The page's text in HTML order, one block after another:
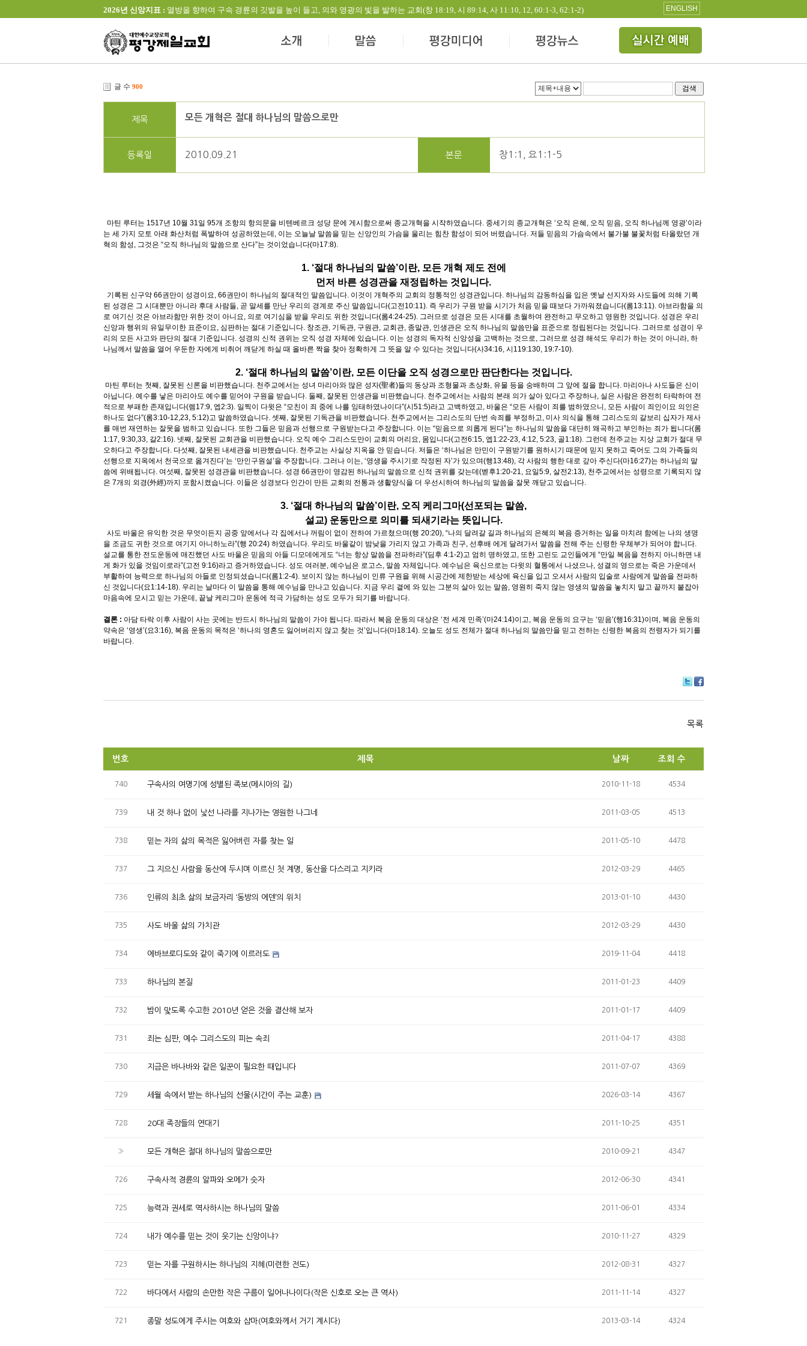
2026년 신앙지표 : 열방을 향하여 구속 경륜의 깃발을 높이 들고, 의와 영광의 빛을 발하는 교회(창 18:19, 시 89:14, 사 11:10, 12, 60:1-3, 62:1-2) ENGLISH
글 수 900 검색
제목 모든 개혁은 절대 하나님의 말씀으로만
등록일 2010.09.21 본문 창1:1, 요1:1-5
마틴 루터는 1517년 10월 31일 95개 조항의 항의문을 비텐베르크 성당 문에 게시함으로써 종교개혁을 시작하였습니다. 중세기의 종교개혁은 ‘오직 은혜, 오직 믿음, 오직 하나님께 영광’이라
는 세 가지 모토 아래 화산처럼 폭발하여 성공하였는데, 이는 오늘날 말씀을 믿는 신앙인의 가슴을 울리는 힘찬 함성이 되어 버렸습니다. 저들 믿음의 가슴속에서 불가불 불꽃처럼 타올랐던 개
혁의 함성, 그것은 “오직 하나님의 말씀으로 산다”는 것이었습니다(마17:8).
1. ‘절대 하나님의 말씀’이란, 모든 개혁 제도 전에
먼저 바른 성경관을 재정립하는 것입니다.
기록된 신구약 66권만이 성경이요, 66권만이 하나님의 절대적인 말씀입니다. 이것이 개혁주의 교회의 정통적인 성경관입니다. 하나님의 감동하심을 입은 옛날 선지자와 사도들에 의해 기록
된 성경은 그 시대뿐만 아니라 후대 사람들, 곧 말세를 만난 우리의 경계로 주신 말씀입니다(고전10:11). 즉 우리가 구원 받을 시기가 처음 믿을 때보다 가까워졌습니다(롬13:11). 아브라함을 의
로 여기신 것은 아브라함만 위한 것이 아니요, 의로 여기심을 받을 우리도 위한 것입니다(롬4:24-25). 그러므로 성경은 모든 시대를 초월하여 완전하고 무오하고 영원한 것입니다. 성경은 우리
신앙과 행위의 유일무이한 표준이요, 심판하는 절대 기준입니다. 창조관, 기독관, 구원관, 교회관, 종말관, 인생관은 오직 하나님의 말씀만을 표준으로 정립된다는 것입니다. 그러므로 성경이 우
리의 모든 사고와 판단의 절대 기준입니다. 성경의 신적 권위는 오직 성경 자체에 있습니다. 이는 성경의 독자적 신앙성을 고백하는 것으로, 그러므로 성경 해석도 우리가 하는 것이 아니라, 하
나님께서 말씀을 열어 우둔한 자에게 비취어 깨닫게 하실 때 올바른 짝을 찾아 정확하게 그 뜻을 알 수 있다는 것입니다(사34:16, 시119:130, 19:7-10).
2. ‘절대 하나님의 말씀’이란, 모든 이단을 오직 성경으로만 판단한다는 것입니다.
마틴 루터는 첫째, 잘못된 신론을 비판했습니다. 천주교에서는 성녀 마리아와 많은 성자(聖者)들의 동상과 조형물과 초상화, 유물 등을 숭배하며 그 앞에 절을 합니다. 마리아나 사도들은 신이
아닙니다. 예수를 낳은 마리아도 예수를 믿어야 구원을 받습니다. 둘째, 잘못된 인생관을 비판했습니다. 천주교에서는 사람의 본래 의가 살아 있다고 주장하나, 실은 사람은 완전히 타락하여 전
적으로 부패한 존재입니다(렘17:9, 엡2:3). 일찍이 다윗은 “모친이 죄 중에 나를 잉태하였나이다”(시51:5)라고 고백하였고, 바울은 “모든 사람이 죄를 범하였으니, 모든 사람이 죄인이요 의인은
하나도 없다”(롬3:10-12,23, 5:12)고 말씀하였습니다. 셋째, 잘못된 기독관을 비판했습니다. 천주교에서는 그리스도의 단번 속죄를 부정하고, 미사 의식을 통해 그리스도의 갈보리 십자가 제사
를 매번 재연하는 잘못을 범하고 있습니다. 또한 그들은 믿음과 선행으로 구원받는다고 주장합니다. 이는 “믿음으로 의롭게 된다”는 하나님의 말씀을 대단히 왜곡하고 부인하는 죄가 됩니다(롬
1:17, 9:30,33, 갈2:16). 넷째, 잘못된 교회관을 비판했습니다. 오직 예수 그리스도만이 교회의 머리요, 몸입니다(고전6:15, 엡1:22-23, 4:12, 5:23, 골1:18). 그런데 천주교는 지상 교회가 절대 무
오하다고 주장합니다. 다섯째, 잘못된 내세관을 비판했습니다. 천주교는 사실상 지옥을 안 믿습니다. 저들은 ‘하나님은 만민이 구원받기를 원하시기 때문에 믿지 못하고 죽어도 그의 가족들의
선행으로 지옥에서 천국으로 옮겨진다’는 ‘만인구원설’을 주장합니다. 그러나 이는, ‘영생을 주시기로 작정된 자’가 있으며(행13:48), 각 사람의 행한 대로 갚아 주신다(마16:27)는 하나님의 말
씀에 위배됩니다. 여섯째, 잘못된 성경관을 비판했습니다. 성경 66권만이 영감된 하나님의 말씀으로 신적 권위를 갖는데(벧후1:20-21, 요일5:9, 살전2:13), 천주교에서는 성령으로 기록되지 않
은 7개의 외경(外經)까지 포함시켰습니다. 이들은 성경보다 인간이 만든 교회의 전통과 생활양식을 더 우선시하여 하나님의 말씀을 잘못 깨닫고 있습니다.
3. ‘절대 하나님의 말씀’이란, 오직 케리그마(선포되는 말씀,
설교) 운동만으로 의미를 되새기라는 뜻입니다.
사도 바울은 유익한 것은 무엇이든지 공중 앞에서나 각 집에서나 꺼림이 없이 전하여 가르쳤으며(행 20:20), “나의 달려갈 길과 하나님의 은혜의 복음 증거하는 일을 마치려 함에는 나의 생명
을 조금도 귀한 것으로 여기지 아니하노라”(행 20:24) 하였습니다. 우리도 바울같이 밤낮을 가리지 않고 가족과 친구, 선후배 에게 달려가서 말씀을 전해 주는 신령한 우체부가 되어야 합니다.
설교를 통한 전도운동에 매진했던 사도 바울은 믿음의 아들 디모데에게도 “너는 항상 말씀을 전파하라”(딤후 4:1-2)고 엄히 명하였고, 또한 고린도 교인들에게 “만일 복음을 전하지 아니하면 내
게 화가 있을 것임이로라”(고전 9:16)라고 증거하였습니다. 성도 여러분, 예수님은 로고스, 말씀 자체입니다. 예수님은 육신으로는 다윗의 혈통에서 나셨으나, 성결의 영으로는 죽은 가운데서
부활하여 능력으로 하나님의 아들로 인정되셨습니다(롬1:2-4). 보이지 않는 하나님이 인류 구원을 위해 시공간에 제한받는 세상에 육신을 입고 오셔서 사람의 입술로 사람에게 말씀을 전파하
신 것입니다(요1:14-18). 우리는 날마다 이 말씀을 통해 예수님을 만나고 있습니다. 지금 우리 곁에 와 있는 그분의 살아 있는 말씀, 영원히 죽지 않는 영생의 말씀을 놓치지 말고 끝까지 붙잡아
마음속에 모시고 믿는 가운데, 끝날 케리그마 운동에 적극 가담하는 성도 모두가 되기를 바랍니다.
결론 : 아담 타락 이후 사람이 사는 곳에는 반드시 하나님의 말씀이 가야 됩니다. 따라서 복음 운동의 대상은 ‘전 세계 민족’(마24:14)이고, 복음 운동의 요구는 ‘믿음’(행16:31)이며, 복음 운동의
약속은 ‘영생’(요3:16), 복음 운동의 목적은 ‘하나의 영혼도 잃어버리지 않고 찾는 것’입니다(마18:14). 오늘도 성도 전체가 절대 하나님의 말씀만을 믿고 전하는 신령한 복음의 전령자가 되기를
바랍니다.
itte ce
ok
목록
번호 제목 날짜 조회 수
740 구속사의 여명기에 성별된 족보(메시아의 길) 2010-11-18 4534
739 내 것 하나 없이 낯선 나라를 지나가는 영원한 나그네 2011-03-05 4513
738 믿는 자의 삶의 목적은 잃어버린 자를 찾는 일 2011-05-10 4478
737 그 지으신 사람을 동산에 두시며 이르신 첫 계명, 동산을 다스리고 지키라 2012-03-29 4465
736 인류의 최초 삶의 보금자리 ‘동방의 에덴’의 위치 2013-01-10 4430
735 사도 바울 삶의 가치관 2012-03-29 4430
734 에바브로디도와 같이 죽기에 이르러도 2019-11-04 4418
733 하나님의 본질 2011-01-23 4409
732 밤이 맟도록 수고한 2010년 얻은 것을 결산해 보자 2011-01-17 4409
731 죄는 심판, 예수 그리스도의 피는 속죄 2011-04-17 4388
730 지금은 바나바와 같은 일꾼이 필요한 때입니다 2011-07-07 4369
729 세월 속에서 받는 하나님의 선물(시간이 주는 교훈) 2026-03-14 4367
728 20대 족장들의 연대기 2011-10-25 4351
» 모든 개혁은 절대 하나님의 말씀으로만 2010-09-21 4347
726 구속사적 경륜의 알파와 오메가 숫자 2012-06-30 4341
725 능력과 권세로 역사하시는 하나님의 말씀 2011-06-01 4334
724 내가 예수를 믿는 것이 웃기는 신앙이냐? 2010-11-27 4329
723 믿는 자를 구원하시는 하나님의 지혜(미련한 전도) 2012-08-31 4327
722 바다에서 사람의 손만한 작은 구름이 일어나나이다(작은 신호로 오는 큰 역사) 2011-11-14 4327
721 종말 성도에게 주시는 여호와 삼마(여호와께서 거기 계시다) 2013-03-14 4324